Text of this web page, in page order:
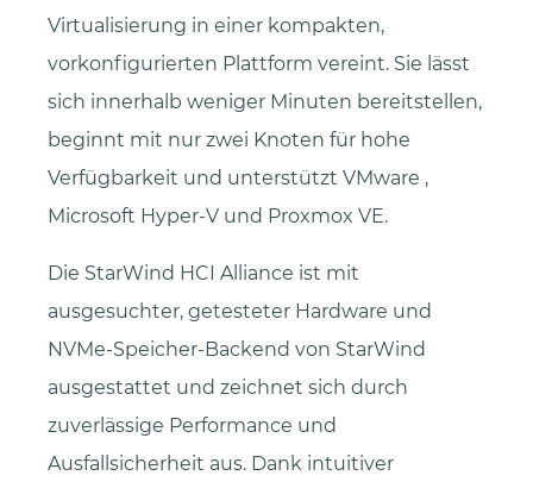
Virtualisierung in einer kompakten,
vorkonfigurierten Plattform vereint. Sie lässt
sich innerhalb weniger Minuten bereitstellen,
beginnt mit nur zwei Knoten für hohe
Verfügbarkeit und unterstützt VMware ,
Microsoft Hyper-V und Proxmox VE.
Die StarWind HCI Alliance ist mit
ausgesuchter, getesteter Hardware und
NVMe-Speicher-Backend von StarWind
ausgestattet und zeichnet sich durch
zuverlässige Performance und
Ausfallsicherheit aus. Dank intuitiver